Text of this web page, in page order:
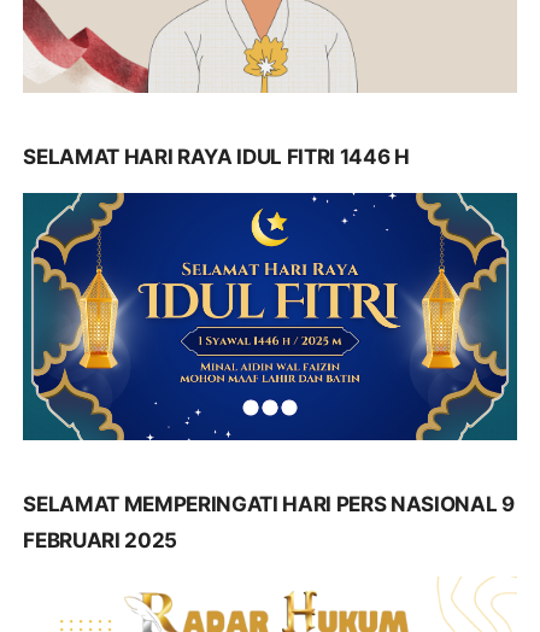
SELAMAT HARI RAYA IDUL FITRI 1446 H
SELAMAT MEMPERINGATI HARI PERS NASIONAL 9
FEBRUARI 2025